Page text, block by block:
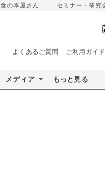
食の本屋さん セミナー・研究
よくあるご質問 ご利用ガイド
メディア もっと見る